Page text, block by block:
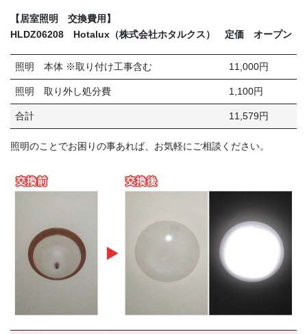
【居室照明 交換費用】
HLDZ06208 Hotalux（株式会社ホタルクス） 定価 オープン
照明 本体 ※取り付け工事含む 11,000円
照明 取り外し処分費 1,100円
合計 11,579円
照明のことでお困りの事あれば、お気軽にご相談ください。